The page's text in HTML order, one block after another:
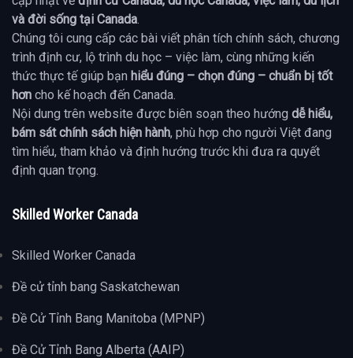
và đời sống tại Canada
Chúng tôi cung cấp các bài viết phân tích chính sách, chương
trình định cư, lộ trình du học – việc làm, cùng những kiến
thức thực tế giúp bạn hiểu đúng – chọn đúng – chuẩn bị tốt
hơn cho kế hoạch đến Canada.
Nội dung trên website được biên soạn theo hướng dễ hiểu,
bám sát chính sách hiện hành, phù hợp cho người Việt đang
tìm hiểu, tham khảo và định hướng trước khi đưa ra quyết
định quan trọng.
Skilled Worker Canada
Skilled Worker Canada
Đề cử tỉnh bang Saskatchewan
Đề Cử Tỉnh Bang Manitoba (MPNP)
Đề Cử Tỉnh Bang Alberta (AAIP)